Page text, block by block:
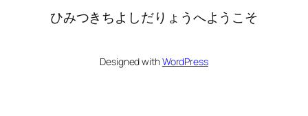
ひみつきちよしだりょうへようこそ
Designed withWordPress